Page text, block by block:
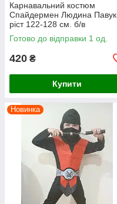
Карнавальний костюм
Спайдермен Людина Павук
ріст 122-128 см. б/в
Готово до відправки 1 од.
420 ₴
Купити
Новинка